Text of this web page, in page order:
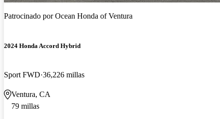
Patrocinado porOcean Honda of Ventura
2024 Honda Accord Hybrid
Sport FWD 36,226 millas
Ventura, CA
79 millas